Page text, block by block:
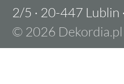
2/5 · 20-447 Lublin ·
© 2026 Dekordia.pl